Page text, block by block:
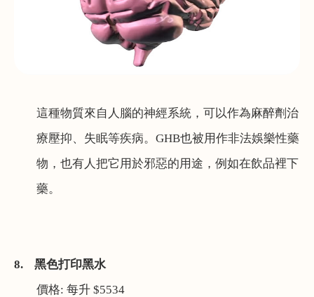
這種物質來自人腦的神經系統，可以作為麻醉劑治
療壓抑、失眠等疾病。 GHB也被用作非法娛樂性藥
物，也有人把它用於邪惡的用途，例如在飲品裡下
藥。
8. 黑色打印黑水
價格: 每升 $5534